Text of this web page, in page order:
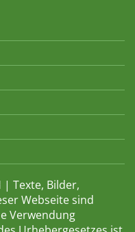
| Texte, Bilder,
Webseite sind
Verwendung